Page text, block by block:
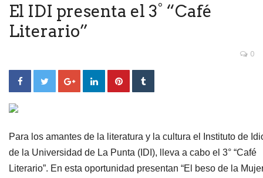
El IDI presenta el 3° “Café
Literario”
0
Para los amantes de la literatura y la cultura el Instituto de
de la Universidad de La Punta (IDI), lleva a cabo el 3° “Café
Literario”. En esta oportunidad presentan “El beso de la